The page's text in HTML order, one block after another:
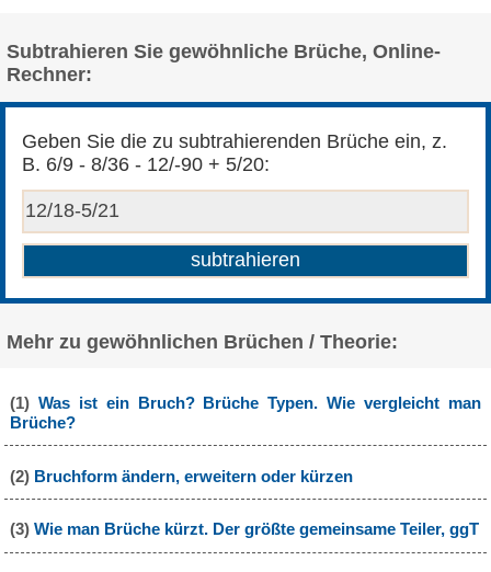
Subtrahieren Sie gewöhnliche Brüche, Online-
Rechner:
Geben Sie die zu subtrahierenden Brüche ein, z.
B. 6/9 - 8/36 - 12/-90 + 5/20:
Mehr zu gewöhnlichen Brüchen / Theorie:
(1) Was ist ein Bruch? Brüche Typen. Wie vergleicht man
Brüche?
(2) Bruchform ändern, erweitern oder kürzen
(3) Wie man Brüche kürzt. Der größte gemeinsame Teiler, ggT